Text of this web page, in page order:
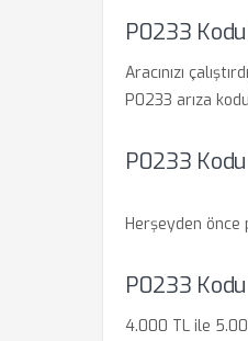
P0233
Aracınızı
P0233 arıza
P0233
Herşeyden önce
P0233
4.000 TL ile